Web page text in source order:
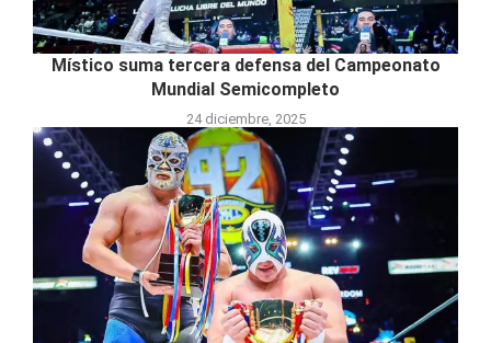
Místico suma tercera defensa del Campeonato
Mundial Semicompleto
24 diciembre, 2025